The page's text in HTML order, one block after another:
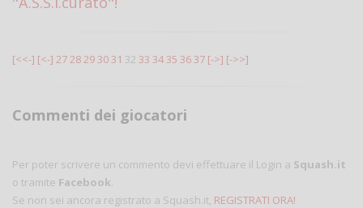
[<<-] [<-] 2728293031 32 33 3435 3637 [->] [->>]
Commenti dei giocatori
Per poter scrivere un commento devi effettuare il Login a Squash.it
o tramite Facebook.
Se non sei ancora registrato a Squash.it, REGISTRATI ORA!